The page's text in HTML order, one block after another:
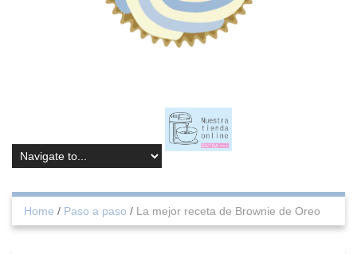
Home / Paso a paso / La mejor receta de Brownie de Oreo